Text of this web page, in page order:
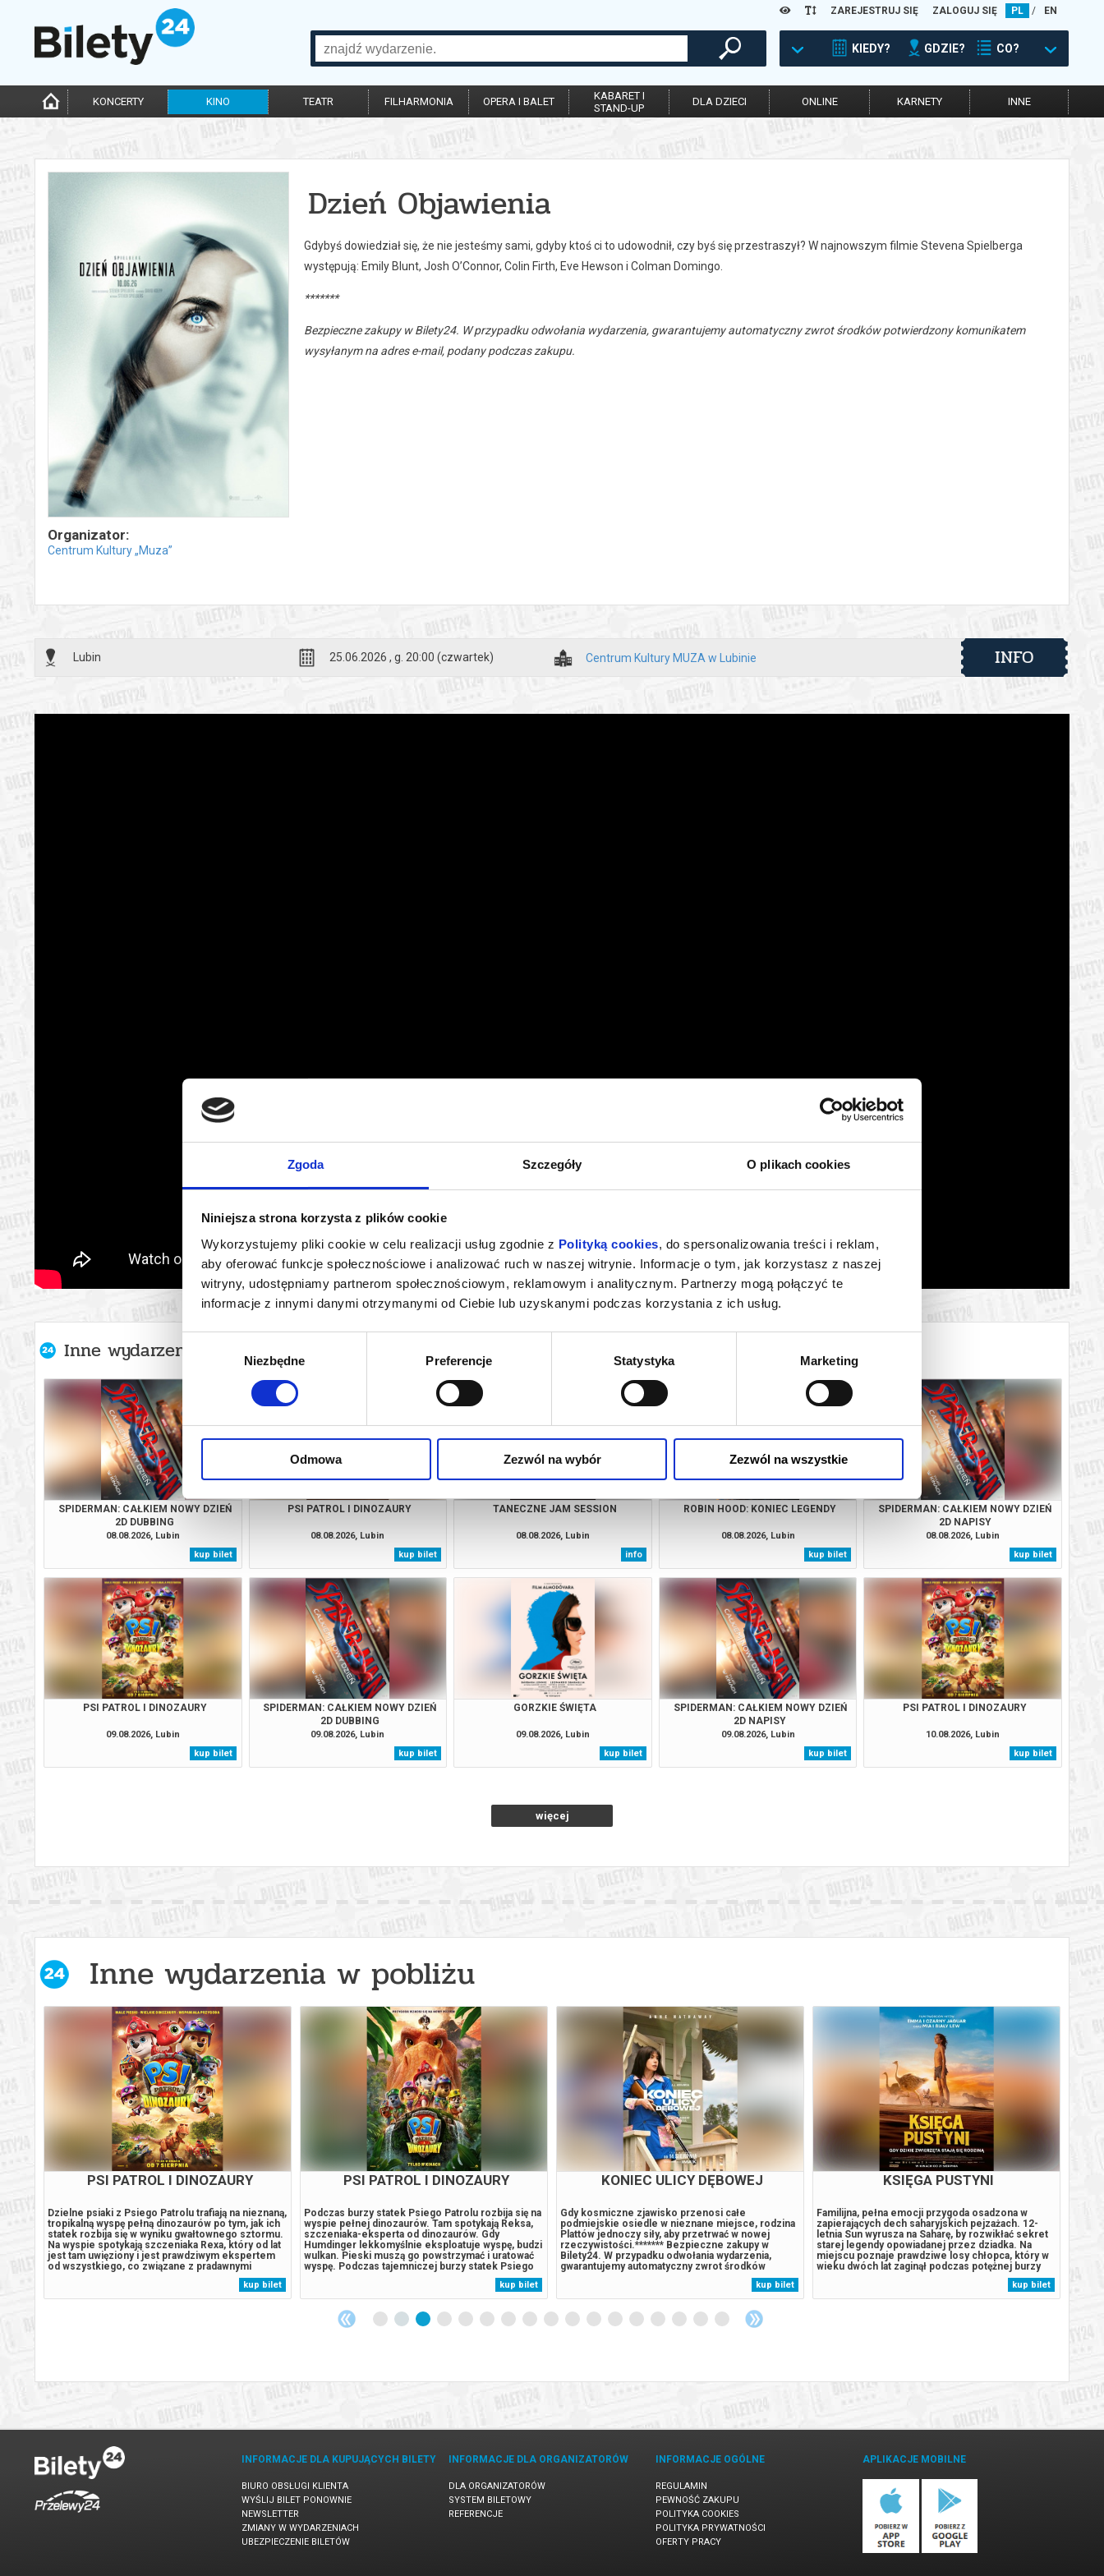
Zgoda Szczegóły O plikach cookies
Niniejsza strona korzysta z plików cookie
Wykorzystujemy pliki cookie w celu realizacji usług zgodnie z Polityką cookies, do spersonalizowania treści i reklam,
aby oferować funkcje społecznościowe i analizować ruch w naszej witrynie. Informacje o tym, jak korzystasz z naszej
witryny, udostępniamy partnerom społecznościowym, reklamowym i analitycznym. Partnerzy mogą połączyć te
informacje z innymi danymi otrzymanymi od Ciebie lub uzyskanymi podczas korzystania z ich usług.
Niezbędne Preferencje Statystyka Marketing
Odmowa Zezwól na wybór Zezwól na wszystkie
ZAREJESTRUJ SIĘ ZALOGUJ SIĘ PL / EN
KIEDY? GDZIE? CO?
KONCERTY KINO TEATR FILHARMONIA OPERA I BALET
KABARET I
STAND-UP
DLA DZIECI ONLINE KARNETY INNE
Organizator:
Centrum Kultury „Muza”
Dzień Objawienia
Gdybyś dowiedział się, że nie jesteśmy sami, gdyby ktoś ci to udowodnił, czy byś się przestraszył? W najnowszym filmie Stevena Spielberga
występują: Emily Blunt, Josh O’Connor, Colin Firth, Eve Hewson i Colman Domingo.
*******
Bezpieczne zakupy w Bilety24. W przypadku odwołania wydarzenia, gwarantujemy automatyczny zwrot środków potwierdzony komunikatem
wysyłanym na adres e-mail, podany podczas zakupu.
Lubin 25.06.2026 , g. 20:00 (czwartek) Centrum Kultury MUZA w Lubinie INFO
Inne wydarzenia organizatora
SPIDERMAN: CAŁKIEM NOWY DZIEŃ
2D DUBBING
08.08.2026, Lubin
kup bilet
PSI PATROL I DINOZAURY
08.08.2026, Lubin
kup bilet
TANECZNE JAM SESSION
08.08.2026, Lubin
info
ROBIN HOOD: KONIEC LEGENDY
08.08.2026, Lubin
kup bilet
SPIDERMAN: CAŁKIEM NOWY DZIEŃ
2D NAPISY
08.08.2026, Lubin
kup bilet
PSI PATROL I DINOZAURY
09.08.2026, Lubin
kup bilet
SPIDERMAN: CAŁKIEM NOWY DZIEŃ
2D DUBBING
09.08.2026, Lubin
kup bilet
GORZKIE ŚWIĘTA
09.08.2026, Lubin
kup bilet
SPIDERMAN: CAŁKIEM NOWY DZIEŃ
2D NAPISY
09.08.2026, Lubin
kup bilet
PSI PATROL I DINOZAURY
10.08.2026, Lubin
kup bilet
więcej
Inne wydarzenia w pobliżu
PSI PATROL I DINOZAURY
Dzielne psiaki z Psiego Patrolu trafiają na nieznaną,
tropikalną wyspę pełną dinozaurów po tym, jak ich
statek rozbija się w wyniku gwałtownego sztormu.
Na wyspie spotykają szczeniaka Rexa, który od lat
jest tam uwięziony i jest prawdziwym ekspertem
od wszystkiego, co związane z pradawnymi
gadami. Sytuacja wymyka się spod kontroli, gdy
odwieczny rywal piesków, burmistrz Humdinger,
zaczyna pozyskiwać...
kup bilet
PSI PATROL I DINOZAURY
Podczas burzy statek Psiego Patrolu rozbija się na
wyspie pełnej dinozaurów. Tam spotykają Reksa,
szczeniaka-eksperta od dinozaurów. Gdy
Humdinger lekkomyślnie eksploatuje wyspę, budzi
wulkan. Pieski muszą go powstrzymać i uratować
wyspę. Podczas tajemniczej burzy statek Psiego
Patrolu rozbija się na pełnej dinozaurów tropikalnej
wyspie. Bohaterowie spotykają tam Reksa,
szczeniaka, który utknął w tym...
kup bilet
KONIEC ULICY DĘBOWEJ
Gdy kosmiczne zjawisko przenosi całe
podmiejskie osiedle w nieznane miejsce, rodzina
Plattów jednoczy siły, aby przetrwać w nowej
rzeczywistości.******* Bezpieczne zakupy w
Bilety24. W przypadku odwołania wydarzenia,
gwarantujemy automatyczny zwrot środków
potwierdzony komunikatem wysyłanym na adres
kup bilet
KSIĘGA PUSTYNI
Familijna, pełna emocji przygoda osadzona w
zapierających dech saharyjskich pejzażach. 12-
letnia Sun wyrusza na Saharę, by rozwikłać sekret
starej legendy opowiadanej przez dziadka. Na
miejscu poznaje prawdziwe losy chłopca, który w
wieku dwóch lat zaginął podczas potężnej burzy
piaskowej. Pozostawiony na pastwę pustyni,
zostaje cudownie ocalony przez stadko strusi.
Spędza z nimi następne dziesięć...
kup bilet
INFORMACJE DLA KUPUJĄCYCH BILETY
BIURO OBSŁUGI KLIENTA
WYŚLIJ BILET PONOWNIE
NEWSLETTER
ZMIANY W WYDARZENIACH
UBEZPIECZENIE BILETÓW
INFORMACJE DLA ORGANIZATORÓW
DLA ORGANIZATORÓW
SYSTEM BILETOWY
REFERENCJE
INFORMACJE OGÓLNE
REGULAMIN
PEWNOŚĆ ZAKUPU
POLITYKA COOKIES
POLITYKA PRYWATNOŚCI
OFERTY PRACY
APLIKACJE MOBILNE